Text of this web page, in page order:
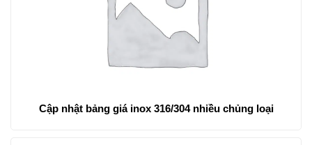
Cập nhật bảng giá inox 316/304 nhiều chủng loại